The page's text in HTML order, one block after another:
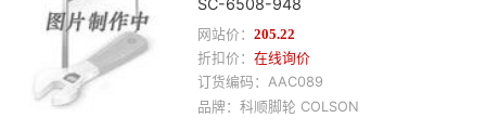
SC-6508-948
网站价： 205.22
折扣价： 在线询价
订货编码： AAC089
品牌： 科顺脚轮 COLSON